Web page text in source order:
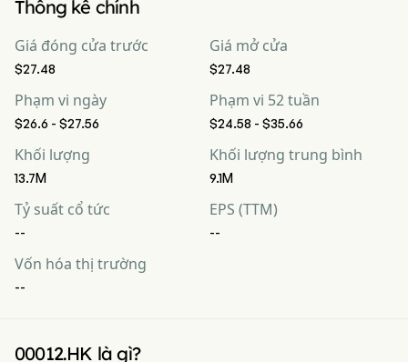
Thống kê chính
Giá đóng cửa trước
$27.48
Giá mở cửa
$27.48
Phạm vi ngày
$26.6 - $27.56
Phạm vi 52 tuần
$24.58 - $35.66
Khối lượng
13.7M
Khối lượng trung bình
9.1M
Tỷ suất cổ tức
--
EPS (TTM)
--
Vốn hóa thị trường
--
00012.HK là gì?